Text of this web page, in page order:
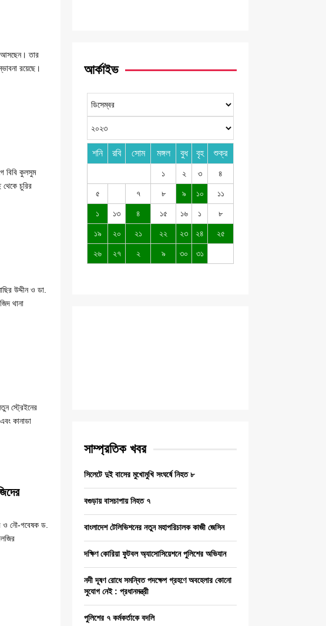
আসছেন। তার
রয়েছে।
বিবি কুলসুম
চুরির
উদ্দীন ও ডা.
থানা
স্ট্রেইনের
কানাডা
ও নৌ-গবেষক ড.
আর্কাইভ
শনি রবি সোম মঙ্গল বুধ বৃহ শুক্র
১ ২ ৩ ৪
৫ ৭ ৮ ৯ ১০ ১১
১ ১৩ ৪ ১৫ ১৬ ১ ৮
১৯ ২০ ২১ ২২ ২৩ ২৪ ২৫
২৬ ২৭ ২ ৯ ৩০ ৩১
সাম্প্রতিক খবর
সিলেটে দুই বাসের মুখোমুখি সংঘর্ষে নিহত ৮
বগুড়ায় বাসচাপায় নিহত ৭
বাংলাদেশ টেলিভিশনের নতুন মহাপরিচালক কাজী জেসিন
দক্ষিণ কোরিয়া ফুটবল অ্যাসোসিয়েশনে পুলিশের অভিযান
নদী দূষণ রোধে সমন্বিত পদক্ষেপ গ্রহণে অবহেলার কোনো
সুযোগ নেই : প্রধানমন্ত্রী
পুলিশের ৭ কর্মকর্তাকে বদলি